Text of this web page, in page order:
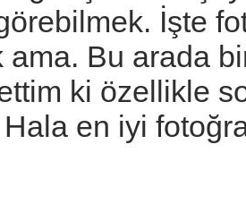
görebilmek. İşte
ama. Bu arada
ki özellikle
en iyi